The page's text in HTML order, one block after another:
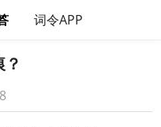
词令APP